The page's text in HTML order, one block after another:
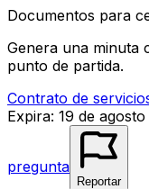
Documentos para
Genera una minuta
punto de partida.
Contrato de
Expira: 19 de
pregunta
Reportar